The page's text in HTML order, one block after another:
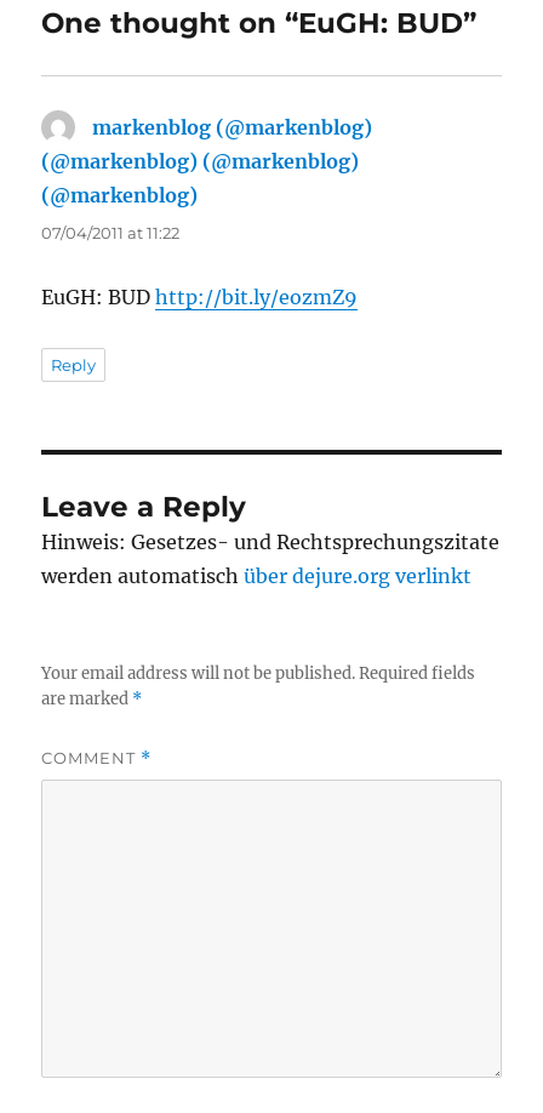
One thought on “EuGH: BUD”
markenblog (@markenblog)
(@markenblog) (@markenblog)
(@markenblog)
07/04/2011 at 11:22
EuGH: BUDhttp://bit.ly/eozmZ9
Reply
Leave a Reply
Hinweis: Gesetzes- und Rechtsprechungszitate
werden automatischüber dejure.org verlinkt
Your email address will not be published. Required fields
are marked *
COMMENT *